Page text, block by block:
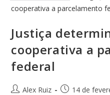
Justiça
cooperativa a
federal
Alex Ruiz 14 de